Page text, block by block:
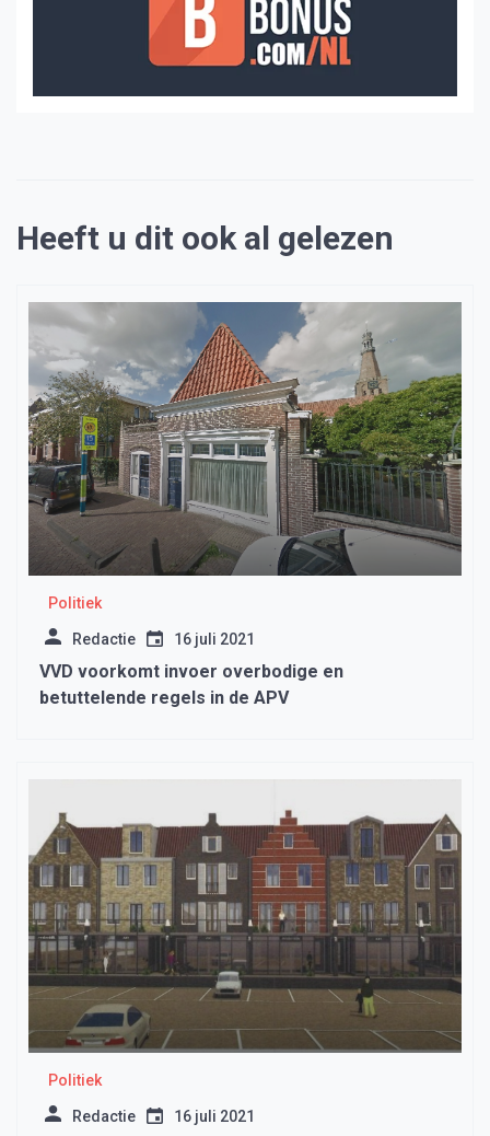
Heeft u dit ook al gelezen
Politiek
Redactie 16 juli 2021
VVD voorkomt invoer overbodige en
betuttelende regels in de APV
Politiek
Redactie 16 juli 2021